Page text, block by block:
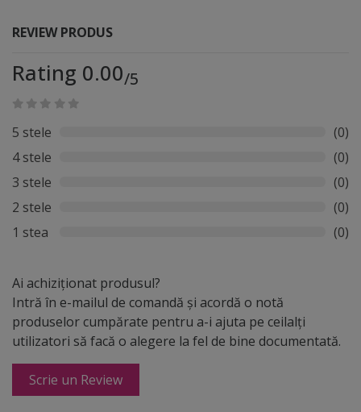
REVIEW PRODUS
Rating 0.00/5
5 stele
(0)
4 stele
(0)
3 stele
(0)
2 stele
(0)
1 stea
(0)
Ai achiziționat produsul?
Intră în e-mailul de comandă și acordă o notă
produselor cumpărate pentru a-i ajuta pe ceilalți
utilizatori să facă o alegere la fel de bine documentată.
Scrie un Review